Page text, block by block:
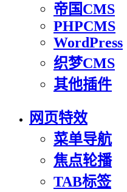
帝国CMS
PHPCMS
WordPress
织梦CMS
其他插件
网页特效
菜单导航
焦点轮播
TAB标签